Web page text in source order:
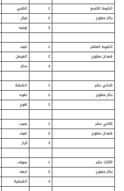
الشوط التاسع 1 الظبي
بكار مفتوح
2 خيال
3
نوعيه
الشوط العاشر 1 نايف
قعدان مفتوح
2 الفيصل
3
سكر
الحادي عشر 1 الشعلة
بكار مفتوح
2 نقوه
3
هوج
الثاني عشر 1 عجيب
قعدان مفتوح
2 ضيف
3
كرار
الثالث عشر 1 سيوف
بكار مفتوح
2 ابعاد
3
الشبابية